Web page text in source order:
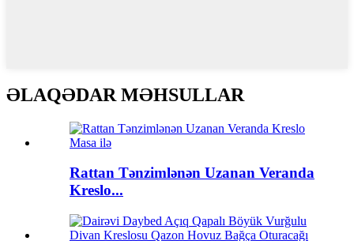
ƏLAQƏDAR MƏHSULLAR
Rattan Tənzimlənən Uzanan Veranda
Kreslo...